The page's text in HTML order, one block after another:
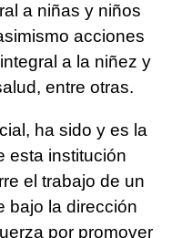
a niñas y niños
acciones
a la niñez y
entre otras.
ha sido y es la
esta institución
el trabajo de un
bajo la dirección
por promover